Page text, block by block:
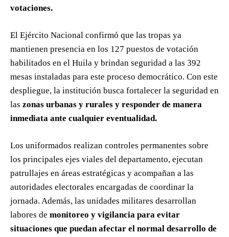
votaciones.
El Ejército Nacional confirmó que las tropas ya
mantienen presencia en los 127 puestos de votación
habilitados en el Huila y brindan seguridad a las 392
mesas instaladas para este proceso democrático. Con este
despliegue, la institución busca fortalecer la seguridad en
las zonas urbanas y rurales y responder de manera
inmediata ante cualquier eventualidad.
Los uniformados realizan controles permanentes sobre
los principales ejes viales del departamento, ejecutan
patrullajes en áreas estratégicas y acompañan a las
autoridades electorales encargadas de coordinar la
jornada. Además, las unidades militares desarrollan
labores de monitoreo y vigilancia para evitar
situaciones que puedan afectar el normal desarrollo de